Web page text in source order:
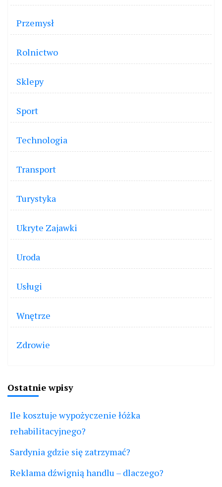
Przemysł
Rolnictwo
Sklepy
Sport
Technologia
Transport
Turystyka
Ukryte Zajawki
Uroda
Usługi
Wnętrze
Zdrowie
Ostatnie wpisy
Ile kosztuje wypożyczenie łóżka
rehabilitacyjnego?
Sardynia gdzie się zatrzymać?
Reklama dźwignią handlu – dlaczego?